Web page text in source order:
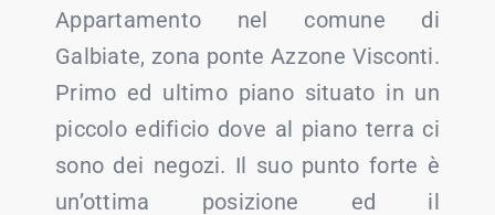
Appartamento nel comune di
Galbiate, zona ponte Azzone Visconti.
Primo ed ultimo piano situato in un
piccolo edificio dove al piano terra ci
sono dei negozi. Il suo punto forte è
un’ottima posizione ed il